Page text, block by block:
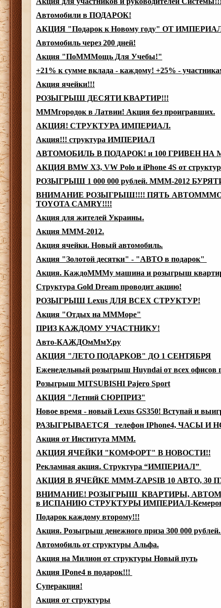
Автомобили в ПОДАРОК!
АКЦИЯ "Подарок к Новому году" ОТ
Автомобиль через 200 дней!
Акция "ПоМММощь Для Учебы!"
+21% к сумме вклада - каждому! +25% -
Акция ячейки!!!
РОЗЫГРЫШ ДЕСЯТИ КВАРТИР!!!
МММгородок в Латвии! Акция без проигравших.
АКЦИЯ! СТРУКТУРА ИМПЕРИАЛ.
Акция!!! структура ИМПЕРИАЛ
АВТОМОБИЛЬ В ПОДАРОК! и 100 ГРИВЕН
АКЦИЯ BMW X3, VW Polo и iPhone 4S от
РОЗЫГРЫШ 1 000 000 рублей. МММ-2012
ВНИМАНИЕ РОЗЫГРЫШ!!!! ПЯТЬ
TOYOTA CAMRY!!!!
Акция для жителей Украины.
Акция МММ-2012.
Акция ячейки. Новый автомобиль.
Акция "Золотой десятки" - "АВТО в подарок"
Акция. КаждоМММу машина и розыгрыш
Структура Gold Dream проводит акцию!
РОЗЫГРЫШ Lexus ДЛЯ ВСЕХ СТРУКТУР!
Акция "Отдых на МММоре"
ПРИЗ КАЖДОМУ УЧАСТНИКУ!
Авто-КАЖДОмМмУ.ру
АКЦИЯ "ЛЕТО ПОДАРКОВ" ДО 1 СЕНТЯБРЯ
Еженедельный розыгрыш Huyndai от всех офисов
Розыгрыш MITSUBISHI Pajero Sport
АКЦИЯ "Летний СЮРПРИЗ"
Новое время - новый Lexus GS350! Вступай и
РАЗЫГРЫВАЕТСЯ телефон IPhone4, ЧАСЫ И
Акция от Института МММ.
АКЦИЯ ЯЧЕЙКИ "КОМФОРТ" В НОВОСТИ!!
Рекламная акция. Структура “ИМПЕРИАЛ”
АКЦИЯ В ЯЧЕЙКЕ MMM-ZAPSIB 10 АВТО, 30
ВНИМАНИЕ! РОЗЫГРЫШ КВАРТИРЫ,
в ИСПАНИЮ СТРУКТУРЫ ИМПЕРИАЛ-
Подарок каждому второму!!!
Акция. Розыгрыш денежного приза 300 000
Автомобиль от структуры Альфа.
Акция на Милион от структуры Новый путь
Акция IPone4 в подарок!!!
Суперакция!
Акция от структуры